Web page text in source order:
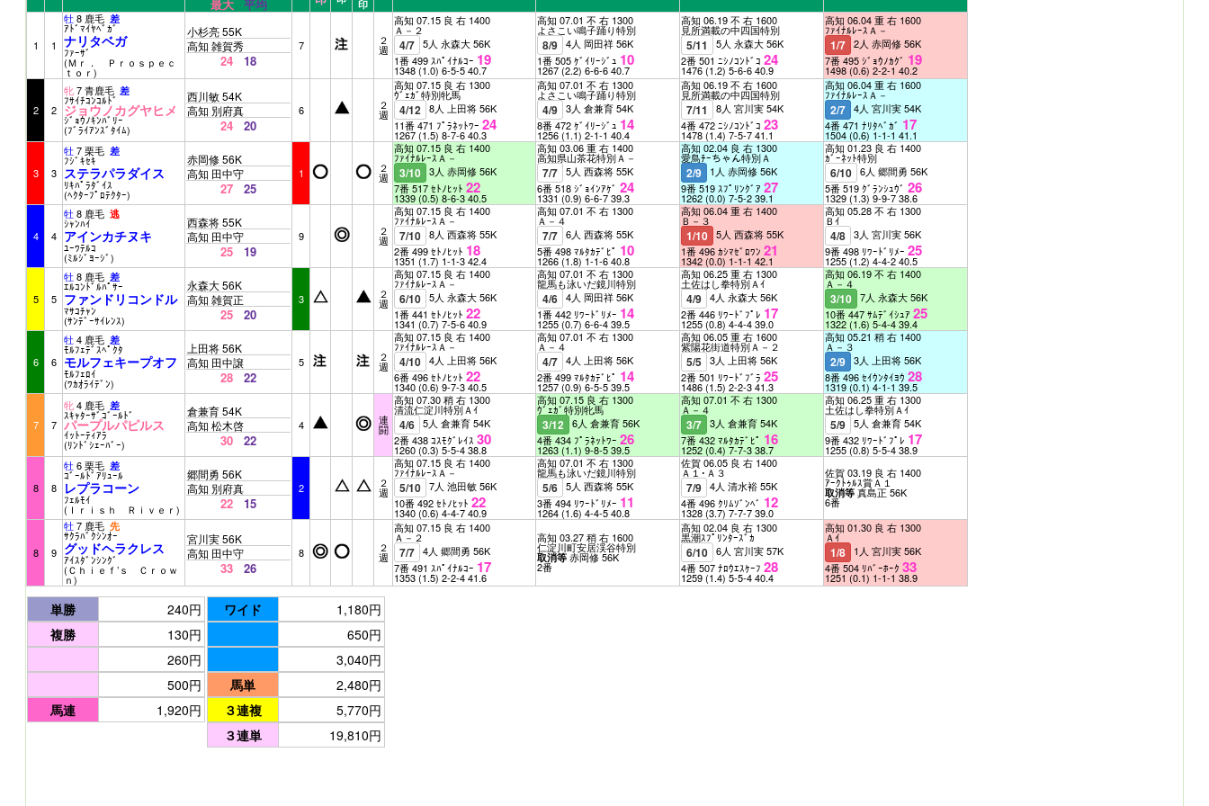
最大 平均 印
1 1
牡8 鹿毛差
ｱﾄﾞﾏｲﾔﾍﾞｶﾞ
ナリタベガ
ﾌｧｰｻﾞ
(Ｍｒ． Ｐｒｏｓｐｅｃ
ｔｏｒ)
小杉亮 55K
高知 雑賀秀
24 18
7 ２
週
高知 07.15 良 右 1400
Ａ－２
4/7 5人 永森大 56K
1番 499 ｽﾊﾟｲﾅﾙｺｰ 19
1348(1.0) 6-5-540.7
高知 07.01 不 右 1300
よさこい鳴子踊り特別
8/9 4人 岡田祥 56K
1番 505 ｹﾞｲﾘｰｼﾞｭ 10
1267(2.2) 6-6-640.7
高知 06.19 不 右 1600
見所満載の中四国特別
5/11
5人 永森大 56K
2番 501 ﾆｼﾉｺﾝﾄﾞｺ24
1476(1.2) 5-6-640.9
高知 06.04 重 右 1600
ﾌｧｲﾅﾙﾚｰｽＡ－
1/7 2人 赤岡修 56K
7番 495 ｼﾞｮｳﾉｶｸﾞ 19
1498(0.6) 2-2-140.2
2 2
牝7 青鹿毛差
ﾌｻｲﾁｺﾝｺﾙﾄﾞ
ジョウノカグヤヒメ
ｼﾞｮｳﾉｷﾝﾊﾞﾘｰ
(ﾌﾞﾗｲｱﾝｽﾞﾀｲﾑ)
西川敏 54K
高知 別府真
24 20
6 ２
週
高知 07.15 良 右 1300
ｳﾞｪｶﾞ特別牝馬
4/12 8人 上田将 56K
11番 471 ﾌﾟﾗﾈｯﾄﾜｰ24
1267(1.5) 8-7-640.3
高知 07.01 不 右 1300
よさこい鳴子踊り特別
4/9 3人 倉兼育 54K
8番 472 ｹﾞｲﾘｰｼﾞｭ 14
1256(1.1) 2-1-1 40.4
高知 06.19 不 右 1600
見所満載の中四国特別
7/11
8人 宮川実 54K
4番 472 ﾆｼﾉｺﾝﾄﾞｺ23
1478(1.4) 7-5-741.1
高知 06.04 重 右 1600
ﾌｧｲﾅﾙﾚｰｽＡ－
2/7 4人 宮川実 54K
4番 471 ﾅﾘﾀﾍﾞｶﾞ 17
1504(0.6) 1-1-1 41.1
3 3
牡7 栗毛差
ﾌｼﾞｷｾｷ
ステラパラダイス
ﾘｷﾊﾟﾗﾀﾞｲｽ
(ﾍｸﾀｰﾌﾟﾛﾃｸﾀｰ)
赤岡修 56K
高知 田中守
27 25
1 ２
週
高知 07.15 良 右 1400
ﾌｧｲﾅﾙﾚｰｽＡ－
3/10 3人 赤岡修 56K
7番 517 ｾﾄﾉﾋｯﾄ22
1339(0.5) 8-6-340.5
高知 03.06 重 右 1400
高知県山茶花特別Ａ－
7/7 5人 西森将 55K
6番 518 ｼﾞｮｲﾝｱｹﾞ24
1331(0.9) 6-6-739.3
高知 02.04 良 右 1300
愛鳥ﾁｰちゃん特別Ａ
2/9
1人 赤岡修 56K
9番 519 ｽﾌﾟﾘﾝｸﾞｱ27
1262(0.0) 7-5-239.1
高知 01.23 良 右 1400
ｶﾞｰﾈｯﾄ特別
6/10 6人 郷間勇 56K
5番 519 ｸﾞﾗﾝｼｭｳﾞ26
1329(1.3) 9-9-738.6
4 4
牡8 鹿毛逃
ｼｬﾝﾊｲ
アインカチヌキ
ﾕｰﾜﾃﾙｺ
(ﾐﾙｼﾞﾖｰｼﾞ)
西森将 55K
高知 田中守
25 19
9 ２
週
高知 07.15 良 右 1400
ﾌｧｲﾅﾙﾚｰｽＡ－
7/10 8人 西森将 55K
2番 499 ｾﾄﾉﾋｯﾄ 18
1351(1.7) 1-1-342.4
高知 07.01 不 右 1300
Ａ－４
7/7 6人 西森将 55K
5番 498 ﾏﾙﾀｶﾃﾞﾋﾟ 10
1266(1.8) 1-1-640.8
高知 06.04 重 右 1400
Ｂ－３
1/10 5人 西森将 55K
1番 496 ｶｼﾏｾﾞﾛﾜﾝ21
1342(0.0) 1-1-1 42.1
高知 05.28 不 右 1300
Ｂｲ
4/8 3人 宮川実 56K
9番 498 ﾘﾜｰﾄﾞﾘﾒｰ25
1255(1.2) 4-4-240.5
5 5
牡8 鹿毛差
ｴﾙｺﾝﾄﾞﾙﾊﾟｻｰ
ファンドリコンドル
ﾏｻｺﾁｬﾝ
(ｻﾝﾃﾞｰｻｲﾚﾝｽ)
永森大 56K
高知 雑賀正
25 20
3 ２
週
高知 07.15 良 右 1400
ﾌｧｲﾅﾙﾚｰｽＡ－
6/10 5人 永森大 56K
1番 441 ｾﾄﾉﾋｯﾄ22
1341(0.7) 7-5-640.9
高知 07.01 不 右 1300
龍馬も泳いだ鏡川特別
4/6 4人 岡田祥 56K
1番 442 ﾘﾜｰﾄﾞﾘﾒｰ 14
1255(0.7) 6-6-439.5
高知 06.25 重 右 1300
土佐はし拳特別Ａｲ
4/9 4人 永森大 56K
2番 446 ﾘﾜｰﾄﾞﾌﾟﾚ 17
1255(0.8) 4-4-439.0
高知 06.19 不 右 1400
Ａ－４
3/10 7人 永森大 56K
10番 447 ｻﾑﾃﾞｲｼｭｱ25
1322(1.6) 5-4-439.4
6 6
牡4 鹿毛差
ﾓﾙﾌｪﾃﾞｽﾍﾟｸﾀ
モルフェキープオフ
ﾓﾙﾌｪﾛｲ
(ﾜｶｵﾗｲﾃﾞﾝ)
上田将 56K
高知 田中譲
28 22
5 ２
週
高知 07.15 良 右 1400
ﾌｧｲﾅﾙﾚｰｽＡ－
4/10 4人 上田将 56K
6番 496 ｾﾄﾉﾋｯﾄ22
1340(0.6) 9-7-340.5
高知 07.01 不 右 1300
Ａ－４
4/7 4人 上田将 56K
2番 499 ﾏﾙﾀｶﾃﾞﾋﾟ 14
1257(0.9) 6-5-539.5
高知 06.05 重 右 1600
紫陽花街道特別Ａ－２
5/5 3人 上田将 56K
2番 501 ﾘﾜｰﾄﾞﾌﾞﾗ25
1486(1.5) 2-2-341.3
高知 05.21 稍 右 1400
Ａ－３
2/9 3人 上田将 56K
8番 496 ｾｲｳﾝﾀｲﾖｳ28
1319(0.1) 4-1-1 39.5
7 7
牝4 鹿毛差
ｽｷｬﾀｰｻﾞｺﾞｰﾙﾄﾞ
パープルパピルス
ｲｯﾄｰﾃｨｱﾗ
(ﾘﾝﾄﾞｼｪｰﾊﾞｰ)
倉兼育 54K
高知 松木啓
30 22
4 連
闘
高知 07.30 稍 右 1300
清流仁淀川特別Ａｲ
4/6 5人 倉兼育 54K
2番 438 ｺｽﾓｸﾞﾚｲｽ30
1260(0.3) 5-5-438.8
高知 07.15 良 右 1300
ｳﾞｪｶﾞ特別牝馬
3/12
6人 倉兼育 56K
4番 434 ﾌﾟﾗﾈｯﾄﾜｰ26
1263(1.1) 9-8-539.5
高知 07.01 不 右 1300
Ａ－４
3/7 3人 倉兼育 54K
7番 432 ﾏﾙﾀｶﾃﾞﾋﾟ 16
1252(0.4) 7-7-338.7
高知 06.25 重 右 1300
土佐はし拳特別Ａｲ
5/9 5人 倉兼育 54K
9番 432 ﾘﾜｰﾄﾞﾌﾟﾚ 17
1255(0.8) 5-5-438.9
8 8
牡6 栗毛差
ｺﾞｰﾙﾄﾞｱﾘｭｰﾙ
レプラコーン
ﾌｪﾙﾓｲ
(Ｉｒｉｓｈ Ｒｉｖｅｒ)
郷間勇 56K
高知 別府真
22 15
2 ２
週
高知 07.15 良 右 1400
ﾌｧｲﾅﾙﾚｰｽＡ－
5/10 7人 池田敏 56K
10番 492 ｾﾄﾉﾋｯﾄ22
1340(0.6) 4-4-740.9
高知 07.01 不 右 1300
龍馬も泳いだ鏡川特別
5/6 5人 西森将 55K
3番 494 ﾘﾜｰﾄﾞﾘﾒｰ 11
1264(1.6) 4-4-540.8
佐賀 06.05 良 右 1400
Ａ１･Ａ３
7/9 4人 清水裕 55K
4番 496 ｸﾘﾑｿﾞﾝﾍﾞ 12
1328(3.7)7-7-739.0
佐賀 03.19 良 右 1400
ｱｰｸﾄｩﾙｽ賞Ａ１
取消等 真島正 56K
6番
8 9
牡7 鹿毛先
ｻｸﾗﾊﾞｸｼﾝｵｰ
グッドヘラクレス
ｱｲｽﾀﾞﾝｼﾝｸﾞ
(Ｃｈｉｅｆ’ｓ Ｃｒｏｗ
ｎ)
宮川実 56K
高知 田中守
33 26
8 ２
週
高知 07.15 良 右 1400
Ａ－２
7/7 4人 郷間勇 56K
7番 491 ｽﾊﾟｲﾅﾙｺｰ 17
1353(1.5) 2-2-441.6
高知 03.27 稍 右 1600
仁淀川町安居渓谷特別
取消等 赤岡修 56K
2番
高知 02.04 良 右 1300
黒潮ｽﾌﾟﾘﾝﾀｰｽﾞｶ
6/10 6人 宮川実 57K
4番 507 ﾅﾛｳｴｽｹｰﾌ28
1259(1.4) 5-5-440.4
高知 01.30 良 右 1300
Ａｲ
1/8
1人 宮川実 56K
4番 504 ﾘﾊﾞｰﾎｰｸ33
1251(0.1) 1-1-138.9
単勝
240円
複勝
130円
260円
500円
馬連
1,920円
ワイド
1,180円
650円
3,040円
馬単
2,480円
３連複
5,770円
３連単
19,810円